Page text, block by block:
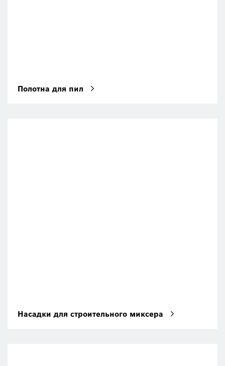
Полотна для пил
Насадки для строительного миксера